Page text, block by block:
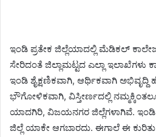
ಇಂಡಿ ಪ್ರತೇಕ ಜಿಲ್ಲೆಯಾದಲ್ಲಿ ಮೆಡಿಕಲ್
ಸೇರಿದಂತೆ ಜಿಲ್ಲಾಮಟ್ಟದ ಎಲ್ಲಾ ಇಲಾಖೆಗಳು
ಇಂಡಿ ಶೈಕ್ಷಣಿಕವಾಗಿ, ಆರ್ಥಿಕವಾಗಿ ಅಭಿವೃದ್ದಿ
ಭೌಗೋಳಿಕವಾಗಿ, ವಿಸ್ತೀರ್ಣದಲ್ಲಿ
ಯಾದಗಿರಿ, ವಿಜಯನಗರ ಜಿಲ್ಲೆಗಳಾಗಿವೆ. ಇಂಡಿ
ಜಿಲ್ಲೆ ಯಾಕೇ ಆಗಬಾರದು. ಈಗಾಲೆ ಈ ಕುರಿತು